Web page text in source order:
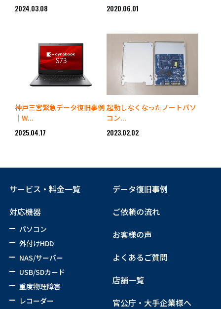
2024.03.08 2020.06.01
神戸三宮緊急データ復旧事例
｜W...
2025.04.17
起動しなくなったノートパソ
コン...
2023.02.02
サービス・料金一覧
対応機器
パソコン
外付けHDD
NAS/サーバー
USB/SDカード
重度物理障害
レコーダー
データ復旧事例
ご依頼の流れ
お客様の声
よくあるご質問
店舗一覧
官公庁・大手企業様へ